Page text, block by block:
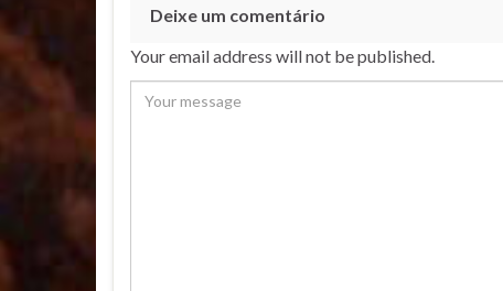
Deixe um comentário
Your email address will not be published.